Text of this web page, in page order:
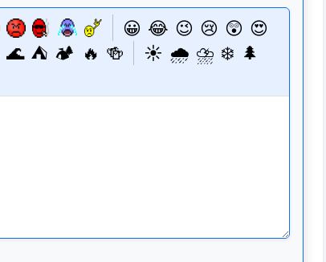
😀 😂 😉 😢 😲 😍
🌊 ⛺ 🏕️ 🔥 🍻 ☀️ 🌧️ ⛈️ ❄️ 🌲